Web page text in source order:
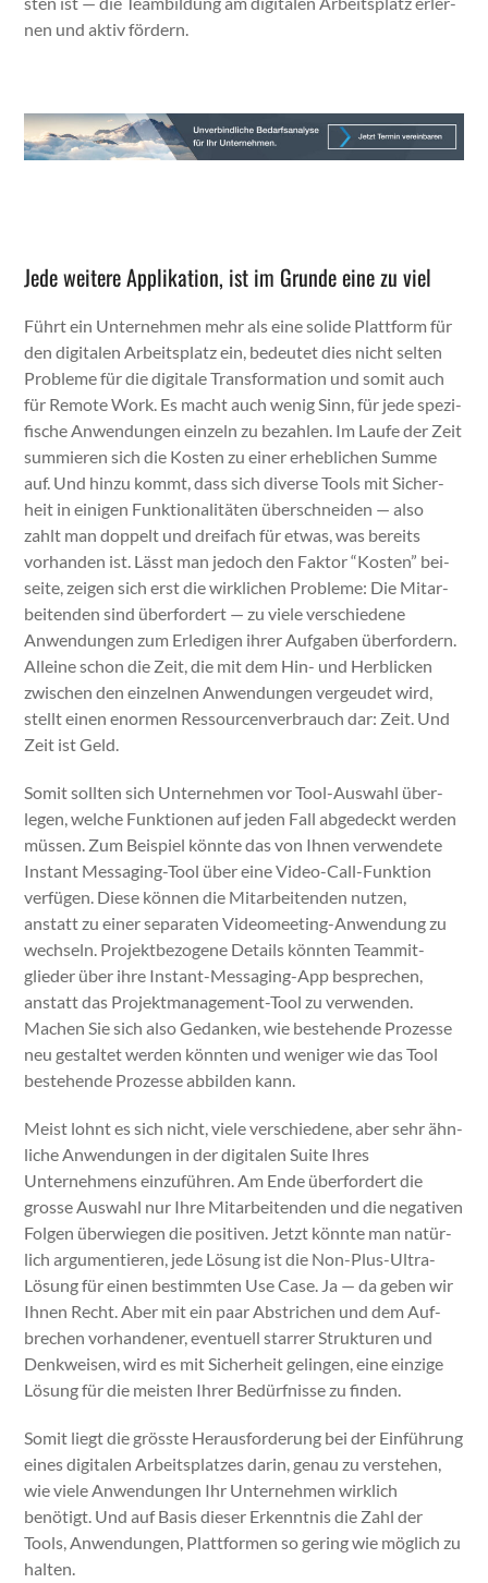
nen und aktiv fördern.
Jede weitere Applikation, ist im Grunde eine zu viel
Führt ein Unternehmen mehr als eine solide Plat­tform für
den dig­i­tal­en Arbeit­splatz ein, bedeutet dies nicht sel­ten
Prob­leme für die dig­i­tale Trans­for­ma­tion und somit auch
für Remote Work. Es macht auch wenig Sinn, für jede spez­i­
fis­che Anwen­dun­gen einzeln zu bezahlen. Im Laufe der Zeit
sum­mieren sich die Kosten zu ein­er erhe­blichen Summe
auf. Und hinzu kommt, dass sich diverse Tools mit Sicher­
heit in eini­gen Funk­tion­al­itäten über­schnei­den — also
zahlt man dop­pelt und dreifach für etwas, was bere­its
vorhan­den ist. Lässt man jedoch den Fak­tor “Kosten” bei­
seite, zeigen sich erst die wirk­lichen Prob­leme: Die Mitar­
bei­t­en­den sind über­fordert — zu viele ver­schiedene
Anwen­dun­gen zum Erledi­gen ihrer Auf­gaben über­fordern.
Alleine schon die Zeit, die mit dem Hin- und Herblick­en
zwis­chen den einzel­nen Anwen­dun­gen vergeudet wird,
stellt einen enor­men Ressourcenver­brauch dar: Zeit. Und
Zeit ist Geld.
Somit soll­ten sich Unternehmen vor Tool-Auswahl über­
legen, welche Funk­tio­nen auf jeden Fall abgedeckt wer­den
müssen. Zum Beispiel kön­nte das von Ihnen ver­wen­dete
Instant Mes­sag­ing-Tool über eine Video-Call-Funk­tion
ver­fü­gen. Diese kön­nen die Mitar­bei­t­en­den nutzen,
anstatt zu ein­er sep­a­rat­en Videomeet­ing-Anwen­dung zu
wech­seln. Pro­jek­t­be­zo­gene Details kön­nten Team­mit­
glieder über ihre Instant-Mes­sag­ing-App besprechen,
anstatt das Pro­jek­t­man­age­ment-Tool zu ver­wen­den.
Machen Sie sich also Gedanken, wie beste­hende Prozesse
neu gestal­tet wer­den kön­nten und weniger wie das Tool
beste­hende Prozesse abbilden kann.
Meist lohnt es sich nicht, viele ver­schiedene, aber sehr ähn­
liche Anwen­dun­gen in der dig­i­tal­en Suite Ihres
Unternehmens einzuführen. Am Ende über­fordert die
grosse Auswahl nur Ihre Mitar­bei­t­en­den und die neg­a­tiv­en
Fol­gen über­wiegen die pos­i­tiv­en. Jet­zt kön­nte man natür­
lich argu­men­tieren, jede Lösung ist die Non-Plus-Ultra-
Lösung für einen bes­timmten Use Case. Ja — da geben wir
Ihnen Recht. Aber mit ein paar Abstrichen und dem Auf­
brechen vorhan­den­er, eventuell star­rer Struk­turen und
Denkweisen, wird es mit Sicher­heit gelin­gen, eine einzige
Lösung für die meis­ten Ihrer Bedürfnisse zu find­en.
Somit liegt die grösste Her­aus­forderung bei der Ein­führung
eines dig­i­tal­en Arbeit­splatzes darin, genau zu ver­ste­hen,
wie viele Anwen­dun­gen Ihr Unternehmen wirk­lich
benötigt. Und auf Basis dieser Erken­nt­nis die Zahl der
Tools, Anwen­dun­gen, Plat­tfor­men so ger­ing wie möglich zu
hal­ten.